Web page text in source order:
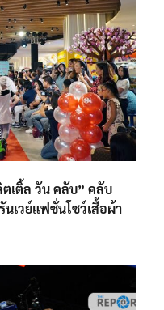
เติ้ล วัน คลับ” คลับ
เวย์แฟชั่นโชว์เสื้อผ้า